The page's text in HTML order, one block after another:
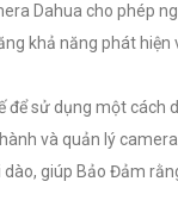
Dahua cho phép
khả năng phát
sử dụng một cách
và quản lý
giúp Bảo Đảm